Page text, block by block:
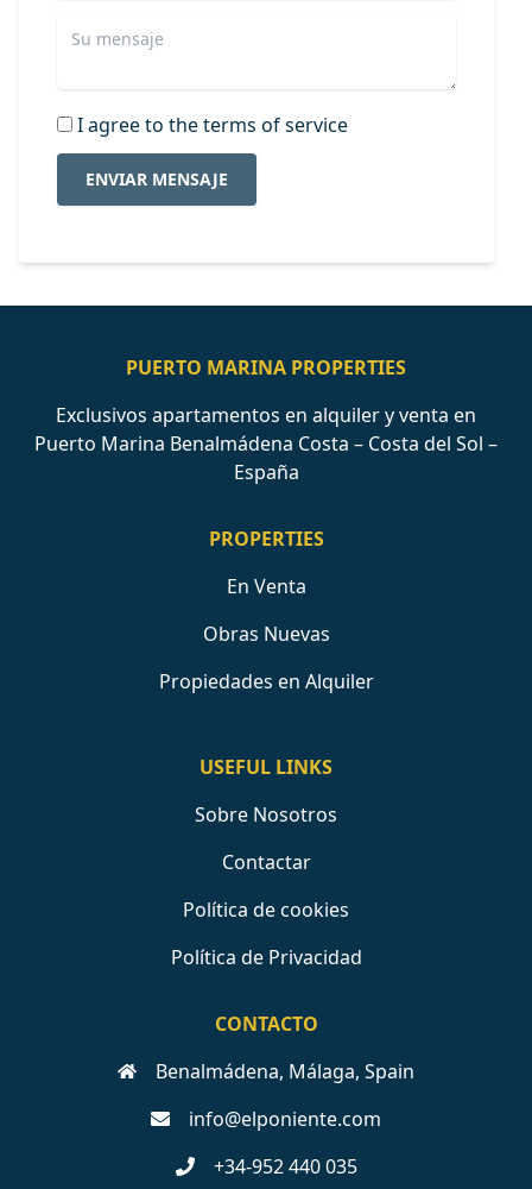
I agree to the terms of service
ENVIAR MENSAJE
PUERTO MARINA PROPERTIES
Exclusivos apartamentos en alquiler y venta en
Puerto Marina Benalmádena Costa – Costa del Sol –
España
PROPERTIES
En Venta
Obras Nuevas
Propiedades en Alquiler
USEFUL LINKS
Sobre Nosotros
Contactar
Política de cookies
Política de Privacidad
CONTACTO
Benalmádena, Málaga, Spain
info@elponiente.com
+34-952 440 035